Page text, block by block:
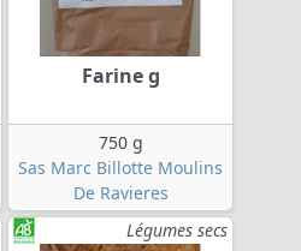
Farine g
750 g
Sas Marc Billotte Moulins
De Ravieres
Légumes secs